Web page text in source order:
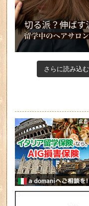
さらに読み込む